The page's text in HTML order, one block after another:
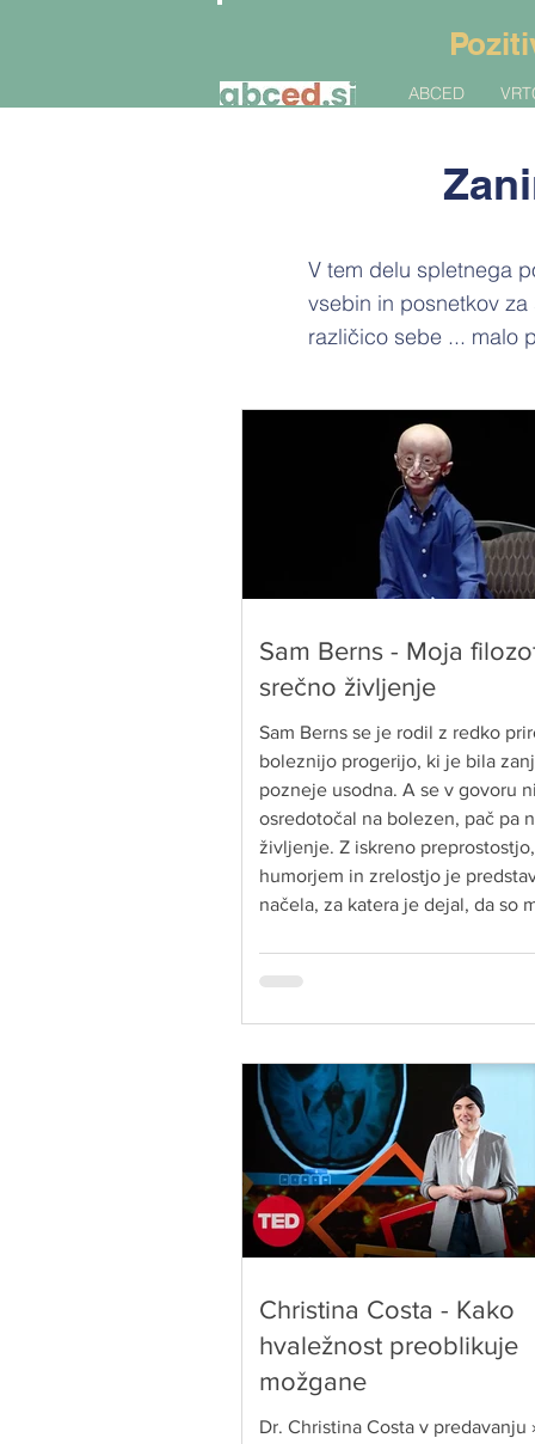
ABCED
V tem delu spletnega
vsebin in posnetkov
različico sebe ... malo
Sam Berns - Moja
srečno življenje
Sam Berns se je rodil z redko
boleznijo progerijo, ki je bila zanj
pozneje usodna. A se v govoru
osredotočal na bolezen, pač pa
življenje. Z iskreno preprostostjo,
humorjem in zrelostjo je
načela, za katera je dejal, da so
Christina Costa - Kako
hvaležnost preoblikuje
možgane
Dr. Christina Costa v predavanju »How